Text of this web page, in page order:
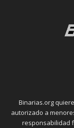
Binarias.org
autorizado a
responsabilidad